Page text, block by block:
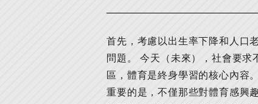
首先，考慮以出生率下降和人口
問題。 今天（未來），社會要
區，體育是終身學習的核心內容。
重要的是，不僅那些對體育感興